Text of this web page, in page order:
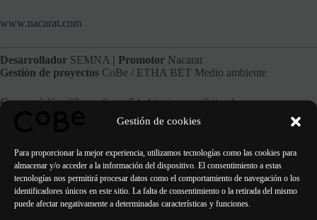
Gestión de cookies
Para proporcionar la mejor experiencia, utilizamos tecnologías como las cookies para
almacenar y/o acceder a la información del dispositivo. El consentimiento a estas
tecnologías nos permitirá procesar datos como el comportamiento de navegación o los
identificadores únicos en este sitio. La falta de consentimiento o la retirada del mismo
puede afectar negativamente a determinadas características y funciones.
www.nacarat.com
Desarrollador SEMNA | Promotor Nacarat
Gestión de proyectos CoBe / ETHA BET Medio ambiente
Composición63 estudios a 5 habitaciones y 3 tiendas
400 m²
Etiquetado / CertificaciónRT 2012
ANTERIOR SIGUIENTE